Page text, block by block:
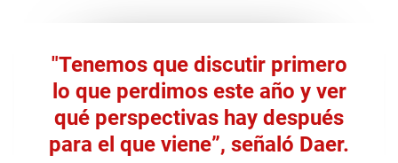
"Tenemos que discutir primero
lo que perdimos este año y ver
qué perspectivas hay después
para el que viene”, señaló Daer.